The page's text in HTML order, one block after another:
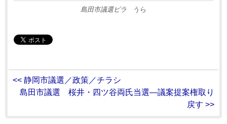
島田市議選ビラ うら
<< 静岡市議選／政策／チラシ
島田市議選 桜井・四ツ谷両氏当選―議案提案権取り
戻す >>